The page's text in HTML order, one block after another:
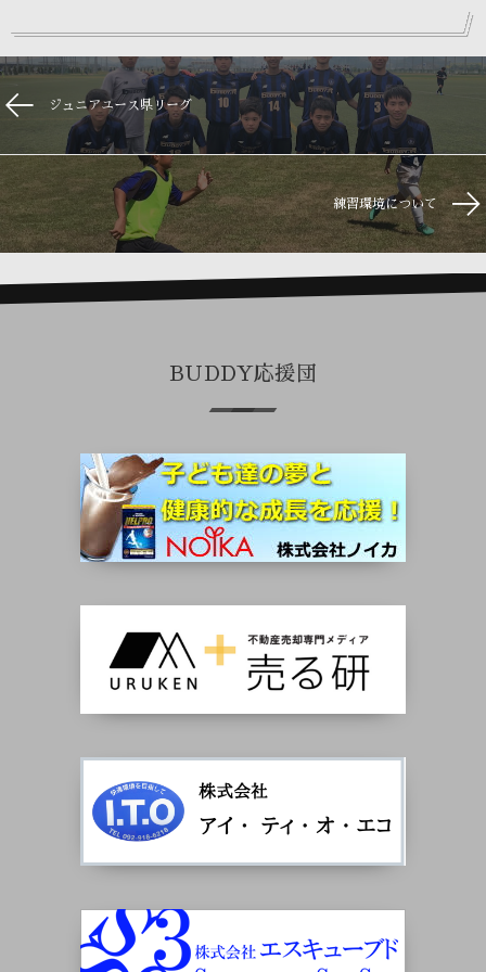
ジュニアユース県リーグ
練習環境について
BUDDY応援団